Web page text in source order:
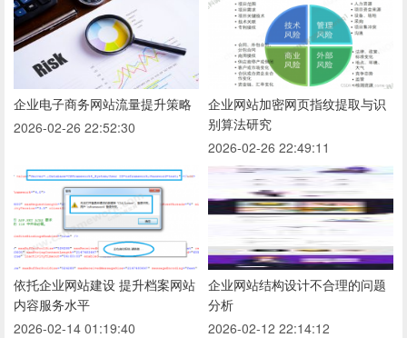
企业电子商务网站流量提升策略
2026-02-26 22:52:30
企业网站加密网页指纹提取与识
别算法研究
2026-02-26 22:49:11
依托企业网站建设 提升档案网站
内容服务水平
2026-02-14 01:19:40
企业网站结构设计不合理的问题
分析
2026-02-12 22:14:12